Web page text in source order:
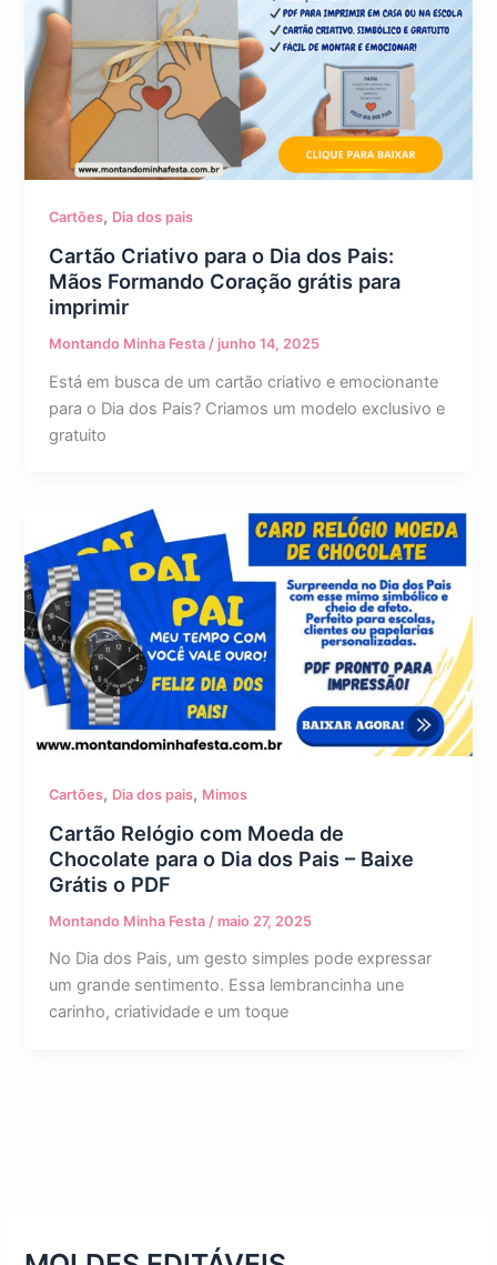
Cartões, Dia dos pais
Cartão Criativo para o Dia dos Pais:
Mãos Formando Coração grátis para
imprimir
Montando Minha Festa / junho 14, 2025
Está em busca de um cartão criativo e emocionante
para o Dia dos Pais? Criamos um modelo exclusivo e
gratuito
Cartões, Dia dos pais, Mimos
Cartão Relógio com Moeda de
Chocolate para o Dia dos Pais – Baixe
Grátis o PDF
Montando Minha Festa / maio 27, 2025
No Dia dos Pais, um gesto simples pode expressar
um grande sentimento. Essa lembrancinha une
carinho, criatividade e um toque